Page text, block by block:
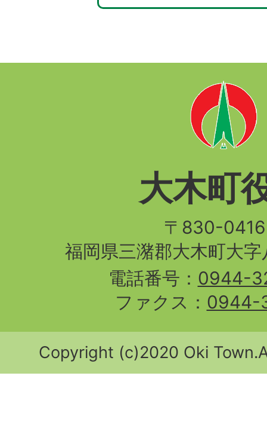
大木町
〒830-
福岡県三潴郡大木町大
電話番号： 0944-
ファクス： 0944-
Copyright (c)2020 Oki